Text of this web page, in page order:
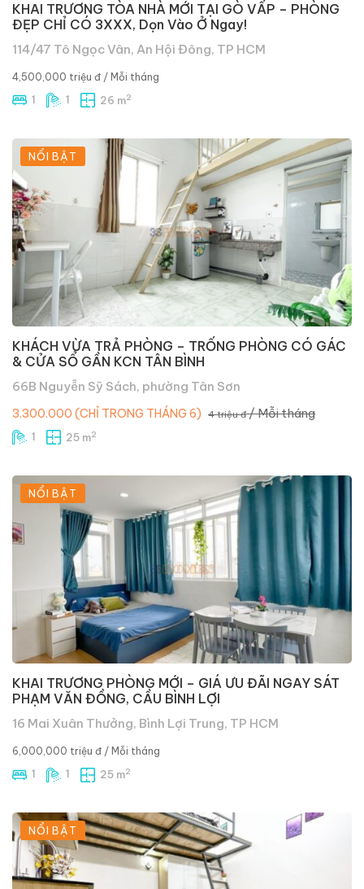
KHAI TRƯƠNG TÒA NHÀ MỚI TẠI GÒ VẤP – PHÒNG
ĐẸP CHỈ CÓ 3XXX, Dọn Vào Ở Ngay!
114/47 Tô Ngọc Vân, An Hội Đông, TP HCM
4,500,000 triệu đ / Mỗi tháng
1 1 26 m2
NỔI BẬT
KHÁCH VỪA TRẢ PHÒNG – TRỐNG PHÒNG CÓ GÁC
& CỬA SỔ GẦN KCN TÂN BÌNH
66B Nguyễn Sỹ Sách, phường Tân Sơn
3.300.000 (CHỈ TRONG THÁNG 6) 4 triệu đ / Mỗi tháng
1 25 m2
NỔI BẬT
KHAI TRƯƠNG PHÒNG MỚI – GIÁ ƯU ĐÃI NGAY SÁT
PHẠM VĂN ĐỒNG, CẦU BÌNH LỢI
16 Mai Xuân Thưởng, Bình Lợi Trung, TP HCM
6,000,000 triệu đ / Mỗi tháng
1 1 25 m2
NỔI BẬT